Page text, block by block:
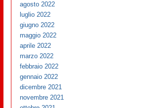
agosto 2022
luglio 2022
giugno 2022
maggio 2022
aprile 2022
marzo 2022
febbraio 2022
gennaio 2022
dicembre 2021
novembre 2021